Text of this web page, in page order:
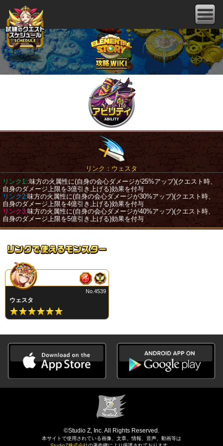
リンク：ウェスタ
リンク1::味方の火属性に(自身の会心ダメージが25%アップ)(クエスト時、
自身のダメージ上限を3億引き上げる)効果を付与
リンク2:味方の火属性に(自身の会心ダメージが30%アップ)(クエスト時、
自身のダメージ上限を4億引き上げる)効果を付与
リンク3:味方の火属性に(自身の会心ダメージが40%アップ)(クエスト時、
自身のダメージ上限を5億引き上げる)効果を付与
ウェスタ
No.4539
©Studio Z, Inc. All Rights Reserved.
本サイトで使用されている画像、文章、情報、音声、動画等は